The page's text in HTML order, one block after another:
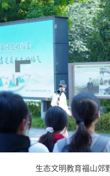
生态文明教育福山郊